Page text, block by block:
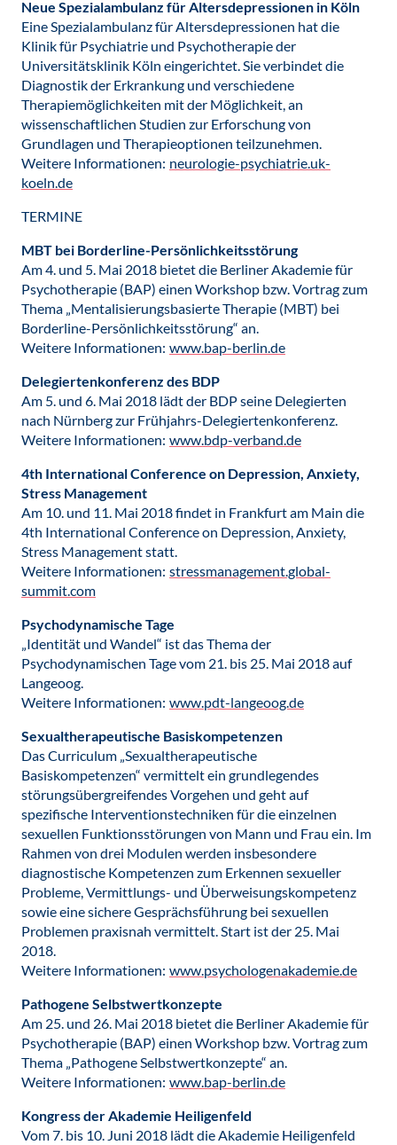
Neue Spezialambulanz für Altersdepressionen in Köln
Eine Spezialambulanz für Altersdepressionen hat die
Klinik für Psychiatrie und Psychotherapie der
Universitätsklinik Köln eingerichtet. Sie verbindet die
Diagnostik der Erkrankung und verschiedene
Therapiemöglichkeiten mit der Möglichkeit, an
wissenschaftlichen Studien zur Erforschung von
Grundlagen und Therapieoptionen teilzunehmen.
Weitere Informationen: neurologie-psychiatrie.uk-
koeln.de
TERMINE
MBT bei Borderline-Persönlichkeitsstörung
Am 4. und 5. Mai 2018 bietet die Berliner Akademie für
Psychotherapie (BAP) einen Workshop bzw. Vortrag zum
Thema „Mentalisierungsbasierte Therapie (MBT) bei
Borderline-Persönlichkeitsstörung“ an.
Weitere Informationen: www.bap-berlin.de
Delegiertenkonferenz des BDP
Am 5. und 6. Mai 2018 lädt der BDP seine Delegierten
nach Nürnberg zur Frühjahrs-Delegiertenkonferenz.
Weitere Informationen: www.bdp-verband.de
4th International Conference on Depression, Anxiety,
Stress Management
Am 10. und 11. Mai 2018 findet in Frankfurt am Main die
4th International Conference on Depression, Anxiety,
Stress Management statt.
Weitere Informationen: stressmanagement.global-
summit.com
Psychodynamische Tage
„Identität und Wandel“ ist das Thema der
Psychodynamischen Tage vom 21. bis 25. Mai 2018 auf
Langeoog.
Weitere Informationen: www.pdt-langeoog.de
Sexualtherapeutische Basiskompetenzen
Das Curriculum „Sexualtherapeutische
Basiskompetenzen“ vermittelt ein grundlegendes
störungsübergreifendes Vorgehen und geht auf
spezifische Interventionstechniken für die einzelnen
sexuellen Funktionsstörungen von Mann und Frau ein. Im
Rahmen von drei Modulen werden insbesondere
diagnostische Kompetenzen zum Erkennen sexueller
Probleme, Vermittlungs- und Überweisungskompetenz
sowie eine sichere Gesprächsführung bei sexuellen
Problemen praxisnah vermittelt. Start ist der 25. Mai
2018.
Weitere Informationen: www.psychologenakademie.de
Pathogene Selbstwertkonzepte
Am 25. und 26. Mai 2018 bietet die Berliner Akademie für
Psychotherapie (BAP) einen Workshop bzw. Vortrag zum
Thema „Pathogene Selbstwertkonzepte“ an.
Weitere Informationen: www.bap-berlin.de
Kongress der Akademie Heiligenfeld
Vom 7. bis 10. Juni 2018 lädt die Akademie Heiligenfeld